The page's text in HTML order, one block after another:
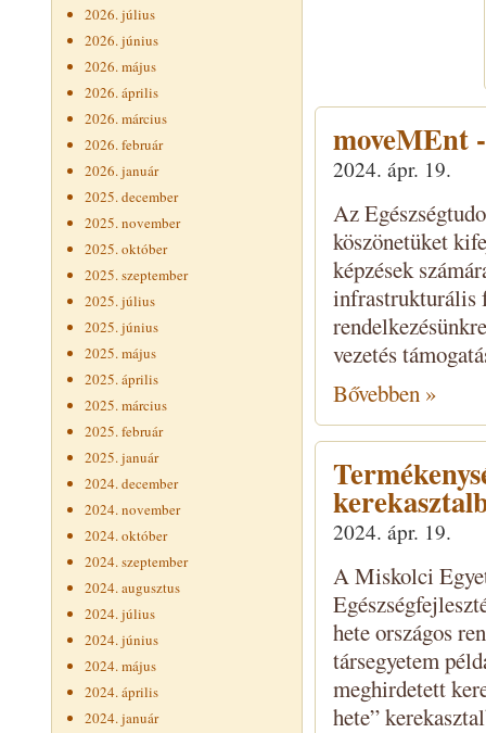
2026. július
2026. június
2026. május
2026. április
2026. március
2026. február
2026. január
2025. december
2025. november
2025. október
2025. szeptember
2025. július
2025. június
2025. május
2025. április
2025. március
2025. február
2025. január
2024. december
2024. november
2024. október
2024. szeptember
2024. augusztus
2024. július
2024. június
2024. május
2024. április
2024. január
moveMEnt
2024. ápr. 19.
Az
köszönetüket
képzések
infrastrukturális
vezetés
Bővebben »
2024. ápr. 19.
A Miskolci
hete országos
társegyetem
meghirdetett
hete”